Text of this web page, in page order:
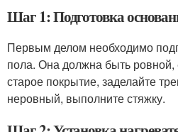
Шаг 1: Подготовка
Первым делом необходимо
пола. Она должна быть ровной,
старое покрытие, заделайте
неровный, выполните стяжку.